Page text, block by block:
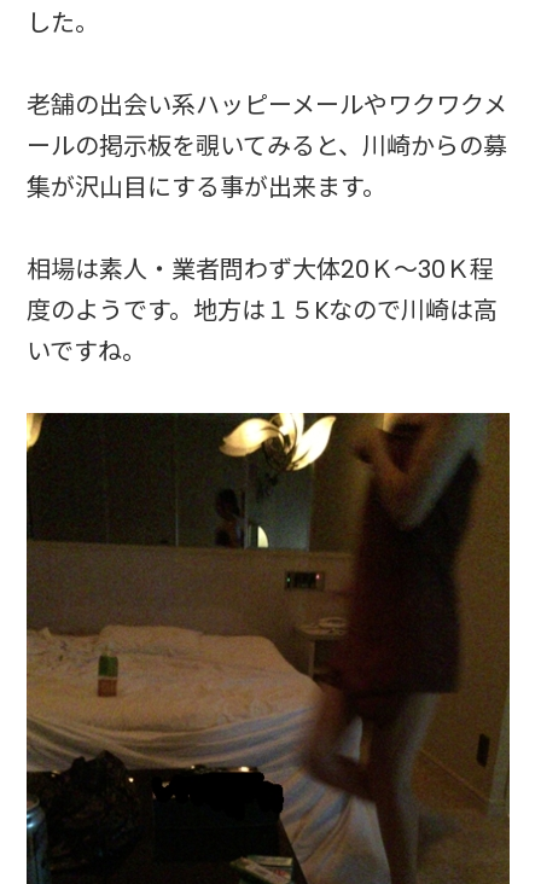
した。
老舗の出会い系ハッピーメールやワクワクメ
ールの掲示板を覗いてみると、川崎からの募
集が沢山目にする事が出来ます。
相場は素人・業者問わず大体20Ｋ～30Ｋ程
度のようです。地方は１５Kなので川崎は高
いですね。